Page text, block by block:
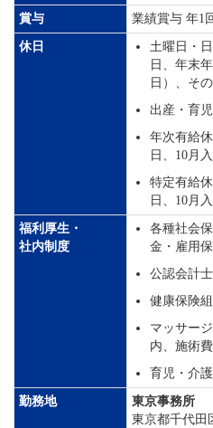
賞与 業績賞与 年1
休日
土曜日・
日、年末
日）、そ
出産・育
年次有給
日、10月
特定有給
日、10月
福利厚生・
社内制度
各種社会
金・雇用
公認会計
健康保険
マッサー
内、施術費
育児・介
勤務地
東京事務所
東京都千代田